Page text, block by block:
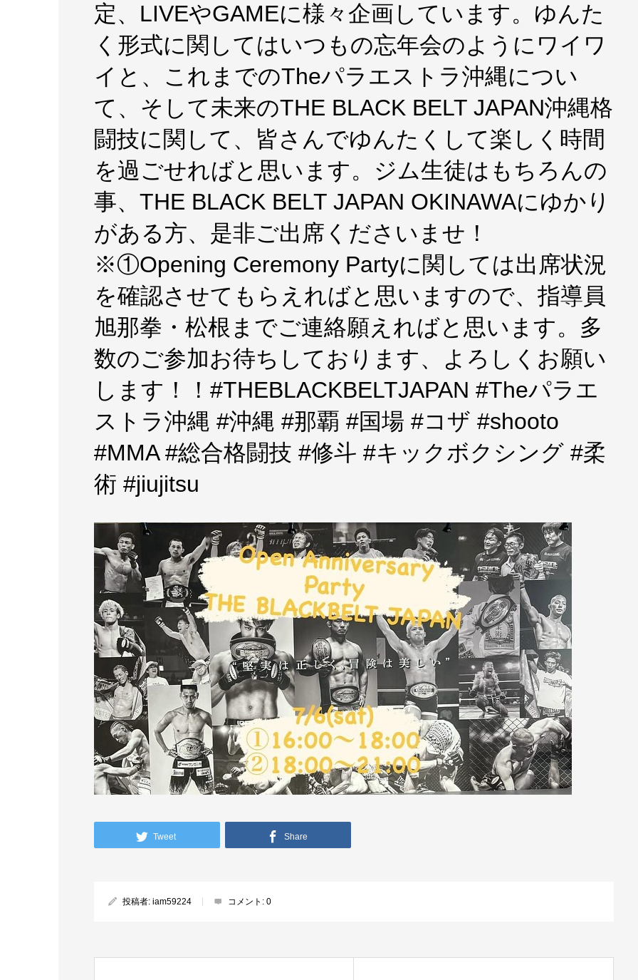
定、LIVEやGAMEに様々企画しています。ゆんた
く形式に関してはいつもの忘年会のようにワイワ
イと、これまでのTheパラエストラ沖縄につい
て、そして未来のTHE BLACK BELT JAPAN沖縄格
闘技に関して、皆さんでゆんたくして楽しく時間
を過ごせればと思います。ジム生徒はもちろんの
事、THE BLACK BELT JAPAN OKINAWAにゆかり
がある方、是非ご出席くださいませ！
※①Opening Ceremony Partyに関しては出席状況
を確認させてもらえればと思いますので、指導員
旭那拳・松根までご連絡願えればと思います。多
数のご参加お待ちしております、よろしくお願い
します！！#THEBLACKBELTJAPAN #Theパラエ
ストラ沖縄 #沖縄 #那覇 #国場 #コザ #shooto
#MMA #総合格闘技 #修斗 #キックボクシング #柔
術 #jiujitsu
Tweet Share
投稿者: iam59224 コメント: 0